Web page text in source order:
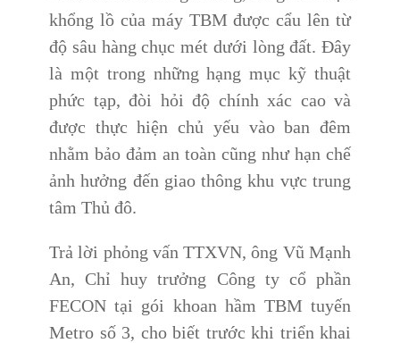
khổng lồ của máy TBM được cẩu lên từ
độ sâu hàng chục mét dưới lòng đất. Đây
là một trong những hạng mục kỹ thuật
phức tạp, đòi hỏi độ chính xác cao và
được thực hiện chủ yếu vào ban đêm
nhằm bảo đảm an toàn cũng như hạn chế
ảnh hưởng đến giao thông khu vực trung
tâm Thủ đô.
Trả lời phỏng vấn TTXVN, ông Vũ Mạnh
An, Chỉ huy trưởng Công ty cổ phần
FECON tại gói khoan hầm TBM tuyến
Metro số 3, cho biết trước khi triển khai